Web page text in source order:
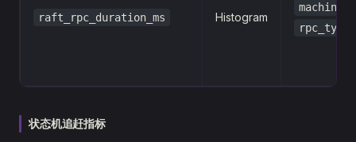
raft_rpc_duration_ms Histogram
machine
rpc_type
状态机追赶指标